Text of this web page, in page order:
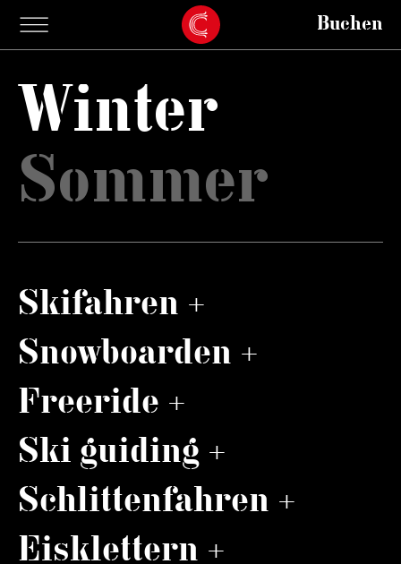
Buchen
Winter
Sommer
Skifahren +
Snowboarden +
Freeride +
Ski guiding +
Schlittenfahren +
Eisklettern +